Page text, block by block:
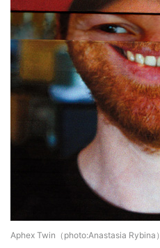
Aphex Twin（photo:Anastasia Rybina）